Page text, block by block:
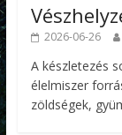
2026-06-26
A készletezés
élelmiszer
zöldségek,